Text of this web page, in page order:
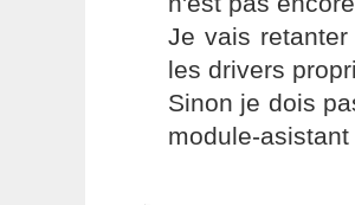
Je vais
les drivers
Sinon je dois
module-asistant